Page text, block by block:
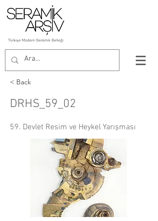
< Back
DRHS_59_02
59. Devlet Resim ve Heykel Yarışması